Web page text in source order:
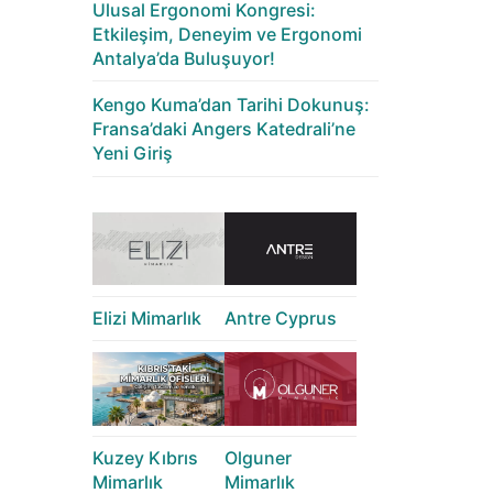
Ulusal Ergonomi Kongresi:
Etkileşim, Deneyim ve Ergonomi
Antalya’da Buluşuyor!
Kengo Kuma’dan Tarihi Dokunuş:
Fransa’daki Angers Katedrali’ne
Yeni Giriş
Elizi Mimarlık Antre Cyprus
Kuzey Kıbrıs
Mimarlık
Olguner
Mimarlık